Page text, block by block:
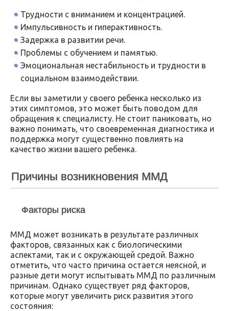
Трудности с вниманием и концентрацией.
Импульсивность и гиперактивность.
Задержка в развитии речи.
Проблемы с обучением и памятью.
Эмоциональная нестабильность и трудности в
социальном взаимодействии.
Если вы заметили у своего ребенка несколько из
этих симптомов, это может быть поводом для
обращения к специалисту. Не стоит паниковать, но
важно понимать, что своевременная диагностика и
поддержка могут существенно повлиять на
качество жизни вашего ребенка.
Причины возникновения ММД
Факторы риска
ММД может возникать в результате различных
факторов, связанных как с биологическими
аспектами, так и с окружающей средой. Важно
отметить, что часто причина остается неясной, и
разные дети могут испытывать ММД по различным
причинам. Однако существует ряд факторов,
которые могут увеличить риск развития этого
состояния: